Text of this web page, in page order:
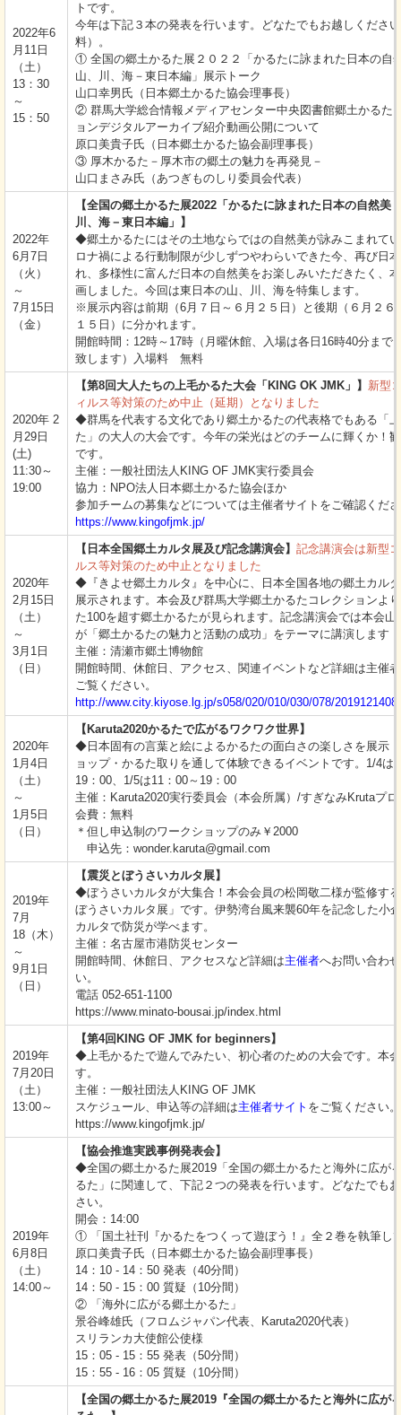
2022年6
月11日
（土）
13：30
～
15：50
トです。
今年は下記３本の発表を行います。どなたでもお越しくださ
料）。
① 全国の郷土かるた展２０２２「かるたに詠まれた日本の自
山、川、海－東日本編」展示トーク
山口幸男氏（日本郷土かるた協会理事長）
② 群馬大学総合情報メディアセンター中央図書館郷土かるた
ョンデジタルアーカイブ紹介動画公開について
原口美貴子氏（日本郷土かるた協会副理事長）
③ 厚木かるた－厚木市の郷土の魅力を再発見－
山口まさみ氏（あつぎものしり委員会代表）
2022年
6月7日
（火）
～
7月15日
（金）
【全国の郷土かるた展2022「かるたに詠まれた日本の自然美
川、海－東日本編」】
◆郷土かるたにはその土地ならではの自然美が詠みこまれて
ロナ禍による行動制限が少しずつやわらいできた今、再び日
れ、多様性に富んだ日本の自然美をお楽しみいただきたく、
画しました。今回は東日本の山、川、海を特集します。
※展示内容は前期（6月７日～６月２５日）と後期（６月２６
１５日）に分かれます。
開館時間：12時～17時（月曜休館、入場は各日16時40分まで
致します）入場料 無料
2020年 2
月29日
(土)
11:30～
19:00
【第8回大人たちの上毛かるた大会「KING OK JMK」】 新型
ィルス等対策のため中止（延期）となりました
◆群馬を代表する文化であり郷土かるたの代表格でもある「
た」の大人の大会です。今年の栄光はどのチームに輝くか！
です。
主催：一般社団法人KING OF JMK実行委員会
協力：NPO法人日本郷土かるた協会ほか
参加チームの募集などについては主催者サイトをご確認くだ
https://www.kingofjmk.jp/
2020年
2月15日
（土）
～
3月1日
（日）
【日本全国郷土カルタ展及び記念講演会】 記念講演会は新型
ルス等対策のため中止となりました
◆『きよせ郷土カルタ』を中心に、日本全国各地の郷土カル
展示されます。本会及び群馬大学郷土かるたコレクションよ
た100を超す郷土かるたが見られます。記念講演会では本会山
が「郷土かるたの魅力と活動の成功」をテーマに講演します
主催：清瀬市郷土博物館
開館時間、休館日、アクセス、関連イベントなど詳細は主催
ご覧ください。
http://www.city.kiyose.lg.jp/s058/020/010/030/078/
2020年
1月4日
（土）
～
1月5日
（日）
【Karuta2020かるたで広がるワクワク世界】
◆日本固有の言葉と絵によるかるたの面白さの楽しさを展示
ョップ・かるた取りを通して体験できるイベントです。1/4は
19：00、1/5は11：00～19：00
主催：Karuta2020実行委員会（本会所属）/すぎなみKrutaプ
会費：無料
＊但し申込制のワークショップのみ￥2000
申込先：wonder.karuta@gmail.com
2019年
7月
18（木）
～
9月1日
（日）
【震災とぼうさいカルタ展】
◆ぼうさいカルタが大集合！本会会員の松岡敬二様が監修す
ぼうさいカルタ展」です。伊勢湾台風来襲60年を記念した小
カルタで防災が学べます。
主催：名古屋市港防災センター
開館時間、休館日、アクセスなど詳細は主催者へお問い合わ
い。
電話 052-651-1100
https://www.minato-bousai.jp/index.html
2019年
7月20日
（土）
13:00～
【第4回KING OF JMK for beginners】
◆上毛かるたで遊んでみたい、初心者のための大会です。本
す。
主催：一般社団法人KING OF JMK
スケジュール、申込等の詳細は主催者サイト をご覧ください。
https://www.kingofjmk.jp/
2019年
6月8日
（土）
14:00～
【協会推進実践事例発表会】
◆全国の郷土かるた展2019「全国の郷土かるたと海外に広が
るた」に関連して、下記２つの発表を行います。どなたでも
さい。
開会：14:00
① 「国土社刊『かるたをつくって遊ぼう！』全２巻を執筆し
原口美貴子氏（日本郷土かるた協会副理事長）
14：10 - 14：50 発表（40分間）
14：50 - 15：00 質疑（10分間）
② 「海外に広がる郷土かるた」
景谷峰雄氏（フロムジャパン代表、Karuta2020代表）
スリランカ大使館公使様
15：05 - 15：55 発表（50分間）
15：55 - 16：05 質疑（10分間）
【全国の郷土かるた展2019『全国の郷土かるたと海外に広が